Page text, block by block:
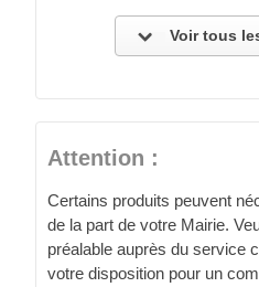
Voir tous
Attention :
Certains produits peuvent
de la part de votre Mairie.
préalable auprès du service
votre disposition pour un